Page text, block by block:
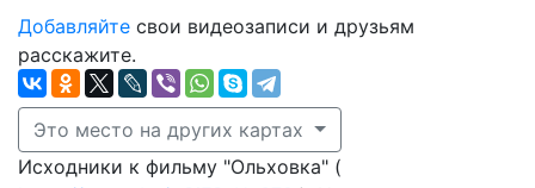
Добавляйте свои видеозаписи и друзьям
расскажите.
Это место на других картах
Исходники к фильму "Ольховка" (